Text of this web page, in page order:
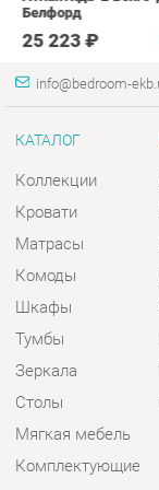
Кровати
Комоды
Тумбы
Зеркала
Столы
Мягкая мебель
Комплектующие
Шоурум и склад
Адрес: г.